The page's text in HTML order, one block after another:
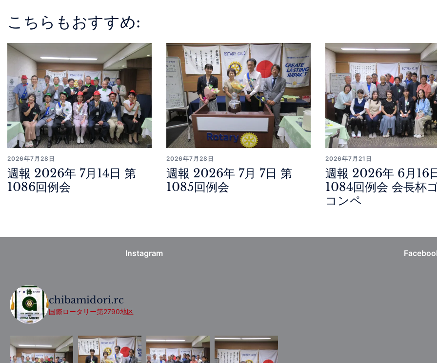
こちらもおすすめ:
2026年7月28日
週報 2026年 7月14日 第
1086回例会
2026年7月28日
週報 2026年 7月 7日 第
1085回例会
2026年7月21日
週報 2026年 6月16
1084回例会 会長杯
コンペ
Instagram
chibamidori.rc
国際ロータリー第2790地区